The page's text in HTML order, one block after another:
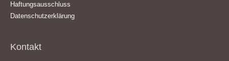
Haftungsausschluss
Datenschutzerklärung
Kontakt